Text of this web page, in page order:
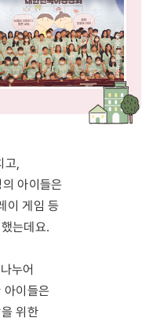
고,
아이들은
이 게임 등
는데요.
누어
아이들은
위한